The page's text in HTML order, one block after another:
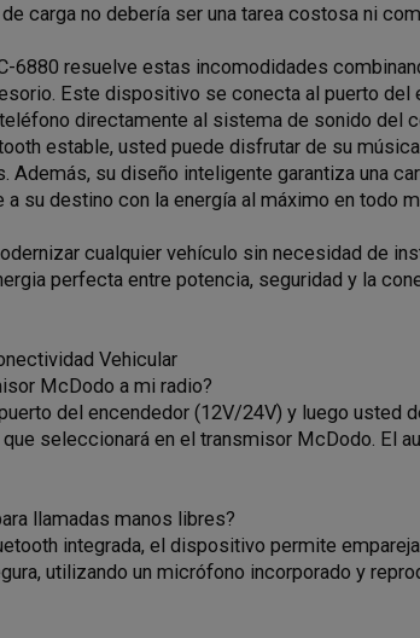
carga no debería ser una tarea costosa ni
6880 resuelve estas incomodidades
Este dispositivo se conecta al puerto
directamente al sistema de sonido del
estable, usted puede disfrutar de su
Además, su diseño inteligente garantiza una
su destino con la energía al máximo en todo
cualquier vehículo sin necesidad de
perfecta entre potencia, seguridad y la
Vehicular
McDodo a mi radio?
del encendedor (12V/24V) y luego usted
seleccionará en el transmisor McDodo. El
llamadas manos libres?
integrada, el dispositivo permite
utilizando un micrófono incorporado y